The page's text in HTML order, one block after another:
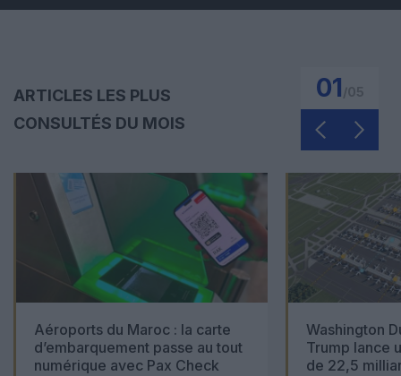
ARTICLES LES PLUS
CONSULTÉS DU MOIS
01
Aéroports du Maroc : la carte
d’embarquement passe au tout
numérique avec Pax Check
Washington
Trump lance
de 22,5